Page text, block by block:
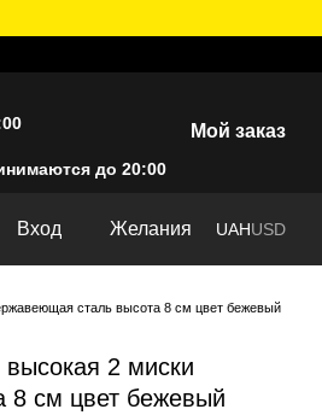
до 20:00
Мой заказ
Вход Желания UAHUSD
сталь высота 8 см цвет бежевый
2 миски
8 см цвет бежевый